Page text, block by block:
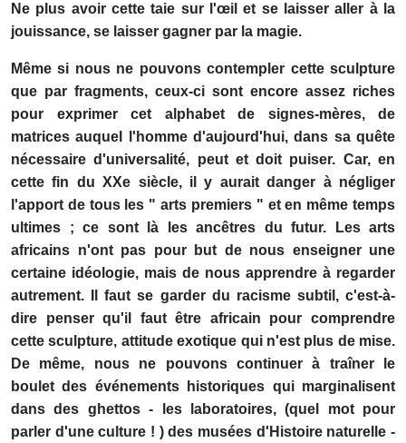
Ne plus avoir cette taie sur l'œil et se laisser aller à la
jouissance, se laisser gagner par la magie.
Même si nous ne pouvons contempler cette sculpture
que par fragments, ceux-ci sont encore assez riches
pour exprimer cet alphabet de signes-mères, de
matrices auquel l'homme d'aujourd'hui, dans sa quête
nécessaire d'universalité, peut et doit puiser. Car, en
cette fin du XXe siècle, il y aurait danger à négliger
l'apport de tous les " arts premiers " et en même temps
ultimes ; ce sont là les ancêtres du futur. Les arts
africains n'ont pas pour but de nous enseigner une
certaine idéologie, mais de nous apprendre à regarder
autrement. Il faut se garder du racisme subtil, c'est-à-
dire penser qu'il faut être africain pour comprendre
cette sculpture, attitude exotique qui n'est plus de mise.
De même, nous ne pouvons continuer à traîner le
boulet des événements historiques qui marginalisent
dans des ghettos - les laboratoires, (quel mot pour
parler d'une culture ! ) des musées d'Histoire naturelle -